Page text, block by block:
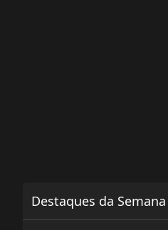
Destaques da Semana